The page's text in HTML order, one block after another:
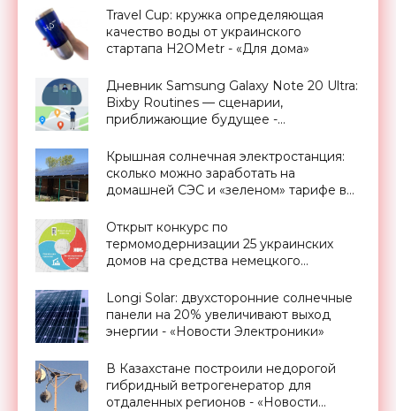
Travel Cup: кружка определяющая
качество воды от украинского
стартапа H2OMetr - «Для дома»
Дневник Samsung Galaxy Note 20 Ultra:
Bixby Routines — сценарии,
приближающие будущее -
Крышная солнечная электростанция:
сколько можно заработать на
домашней СЭС и «зеленом» тарифе в
Открыт конкурс по
термомодернизации 25 украинских
домов на средства немецкого
Электроники»
Longi Solar: двухсторонние солнечные
панели на 20% увеличивают выход
энергии - «Новости Электроники»
В Казахстане построили недорогой
гибридный ветрогенератор для
отдаленных регионов - «Новости